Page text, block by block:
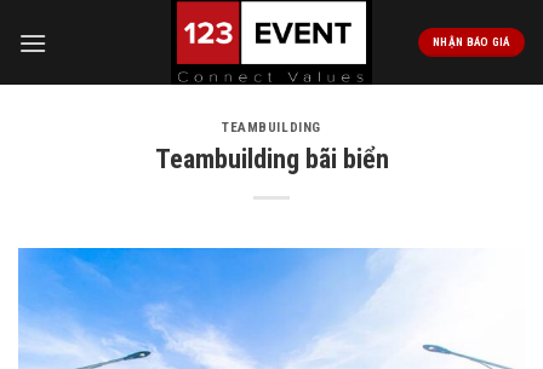
NHẬN BÁO GIÁ
TEAMBUILDING
Teambuilding bãi biển